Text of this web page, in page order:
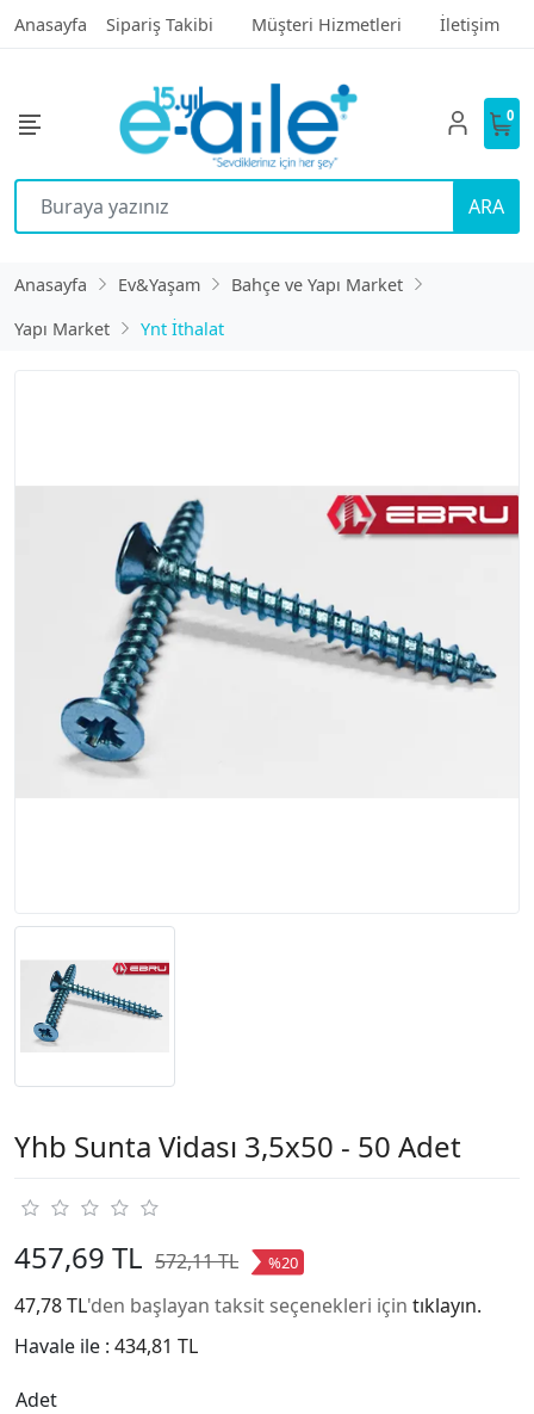
Anasayfa Sipariş Takibi Müşteri Hizmetleri İletişim
ARA
0
Anasayfa Ev&Yaşam
Bahçe ve Yapı Market
Yapı Market
Ynt İthalat
Yhb Sunta Vidası 3,5x50 - 50 Adet
457,69 TL 572,11 TL %20
47,78 TL'den başlayan taksit seçenekleri için tıklayın.
Havale ile : 434,81 TL
Adet